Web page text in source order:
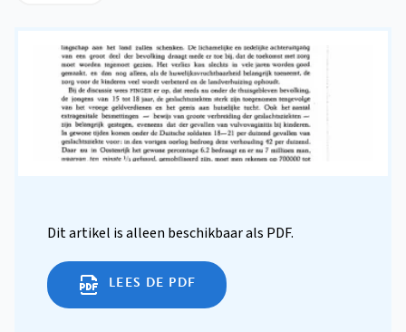
Dit artikel is alleen beschikbaar als PDF.
LEES DE PDF